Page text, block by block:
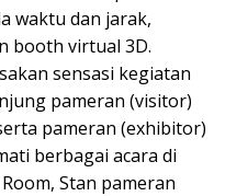
waktu dan jarak,
booth virtual 3D.
sensasi kegiatan
pameran (visitor)
pameran (exhibitor)
berbagai acara di
Stan pameran